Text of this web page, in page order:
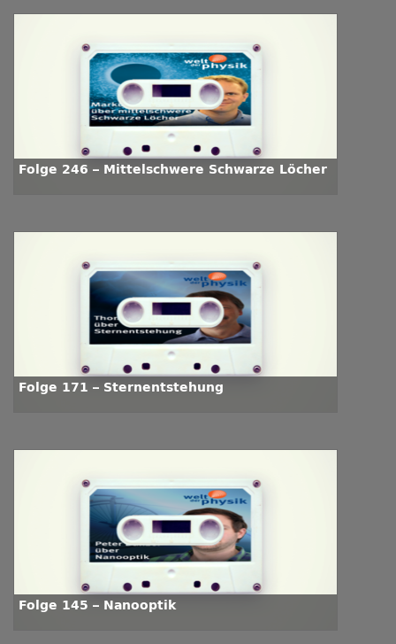
Folge 246 – Mittelschwere Schwarze Löcher
Folge 171 – Sternentstehung
Folge 145 – Nanooptik